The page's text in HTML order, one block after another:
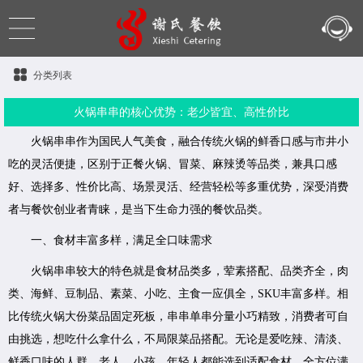
分类列表
火锅串串的核心优势：老少皆宜、高性价比
火锅串串作为国民人气美食，融合传统火锅的鲜香口感与市井小
吃的灵活便捷，区别于正餐火锅、冒菜、麻辣烫等品类，兼具口感
好、选择多、性价比高、场景灵活、经营轻松等多重优势，深受消费
者与餐饮创业者青睐，是当下生命力强的餐饮品类。
一、食材丰富多样，满足全口味需求
火锅串串较大的特色就是食材品类多，荤素搭配、品类齐全，肉
类、海鲜、豆制品、素菜、小吃、主食一应俱全，SKU丰富多样。相
比传统火锅大份菜品固定死板，串串单串分量小巧精致，消费者可自
由挑选，想吃什么拿什么，不局限菜品搭配。无论是爱吃辣、清淡、